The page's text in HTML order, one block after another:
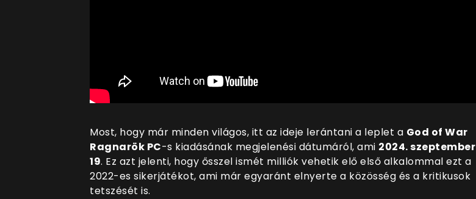
Most, hogy már minden világos, itt az ideje lerántani a leplet a God of War
Ragnarök PC-s kiadásának megjelenési dátumáról, ami 2024. szeptember
19. Ez azt jelenti, hogy ősszel ismét milliók vehetik elő első alkalommal ezt a
2022-es sikerjátékot, ami már egyaránt elnyerte a közösség és a kritikusok
tetszését is.